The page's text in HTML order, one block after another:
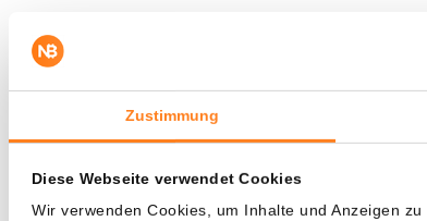
Zustimmung
Diese Webseite verwendet Cookies
Wir verwenden Cookies, um Inhalte und Anzeigen
Nutzen Sie die einzigartige
Zahlen Sie nur 20€ ein und